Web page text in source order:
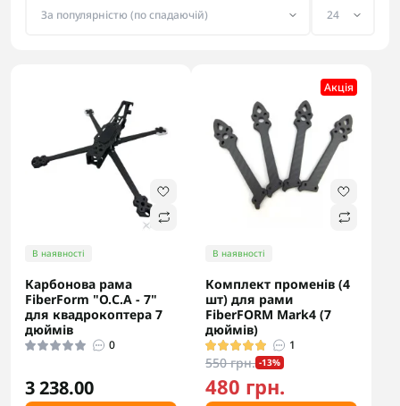
В наявності
Карбонова рама
FiberForm "О.С.А - 7"
для квадрокоптера 7
дюймів
0
3 238.00
Акцiя
В наявності
Комплект променів (4
шт) для рами
FiberFORM Mark4 (7
дюймів)
1
550 грн. -13%
480 грн.